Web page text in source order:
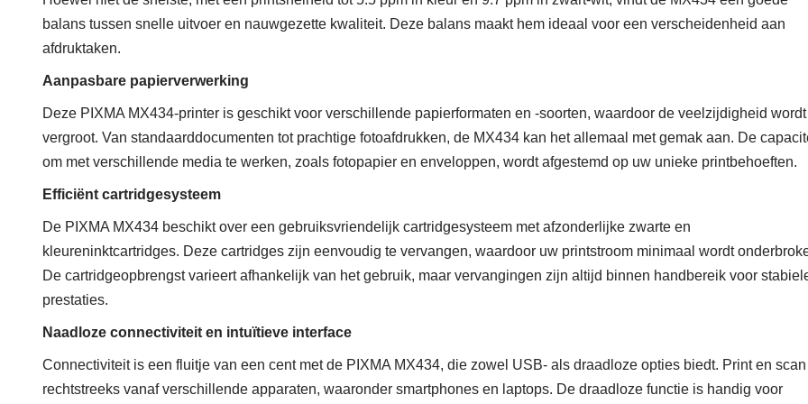
balans tussen snelle uitvoer en nauwgezette kwaliteit. Deze balans maakt hem ideaal voor een verscheidenheid aan
afdruktaken.
Aanpasbare papierverwerking
Deze PIXMA MX434-printer is geschikt voor verschillende papierformaten en -soorten, waardoor de veelzijdigheid wordt
vergroot. Van standaarddocumenten tot prachtige fotoafdrukken, de MX434 kan het allemaal met gemak aan. De
om met verschillende media te werken, zoals fotopapier en enveloppen, wordt afgestemd op uw unieke printbehoeften.
Efficiënt cartridgesysteem
De PIXMA MX434 beschikt over een gebruiksvriendelijk cartridgesysteem met afzonderlijke zwarte en
kleureninktcartridges. Deze cartridges zijn eenvoudig te vervangen, waardoor uw printstroom minimaal wordt
De cartridgeopbrengst varieert afhankelijk van het gebruik, maar vervangingen zijn altijd binnen handbereik voor
prestaties.
Naadloze connectiviteit en intuïtieve interface
Connectiviteit is een fluitje van een cent met de PIXMA MX434, die zowel USB- als draadloze opties biedt. Print en scan
rechtstreeks vanaf verschillende apparaten, waaronder smartphones en laptops. De draadloze functie is handig voor